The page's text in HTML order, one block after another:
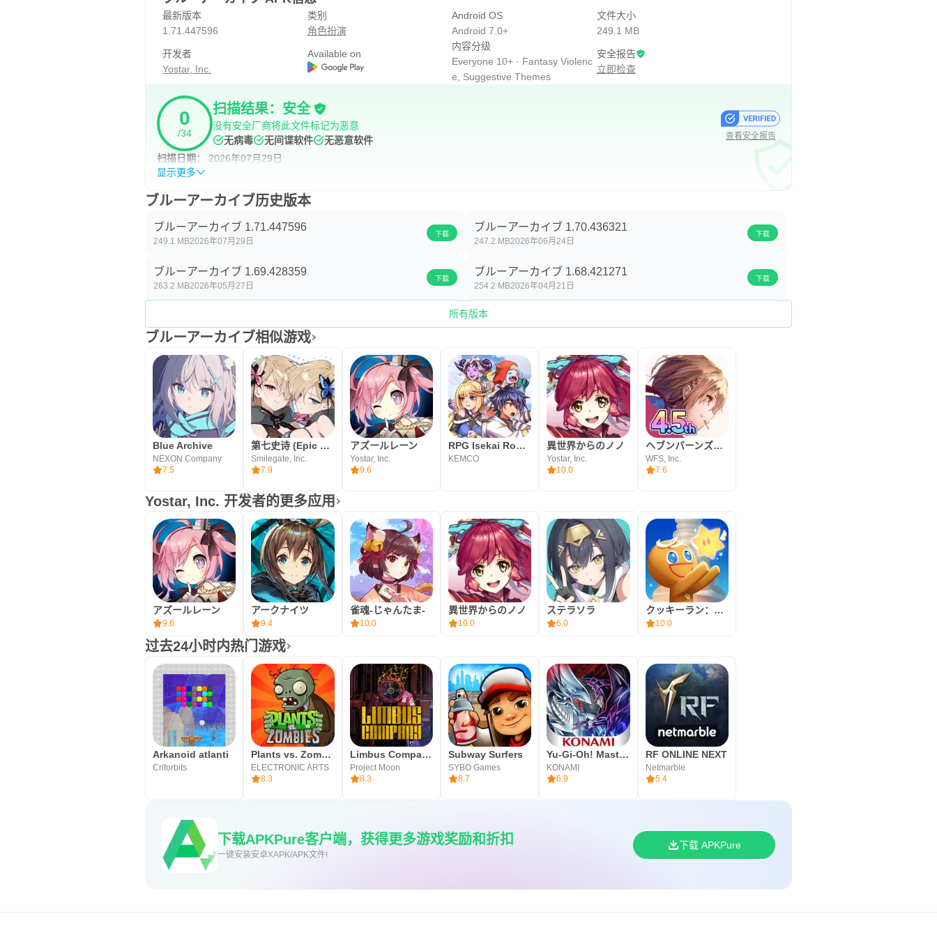
最新版本
1.71.447596
类别
角色扮演
Android OS
Android 7.0+
文件大小
249.1 MB
开发者
Yostar, Inc.
Available on
内容分级
Everyone 10+ · Fantasy Violenc
e, Suggestive Themes
安全报告
立即检查
0
/34
扫描结果：安全
没有安全厂商将此文件标记为恶意
无病毒
无间谍软件
无恶意软件
扫描日期：
2026年07月29日
显示更多
查看安全报告
ブルーアーカイブ历史版本
ブルーアーカイブ 1.71.447596
249.1 MB2026年07月29日
下载
ブルーアーカイブ 1.70.436321
247.2 MB2026年06月24日
下载
ブルーアーカイブ 1.69.428359
263.2 MB2026年05月27日
下载
ブルーアーカイブ 1.68.421271
254.2 MB2026年04月21日
下载
所有版本
ブルーアーカイブ相似游戏
Blue Archive
NEXON Company
7.5
第七史诗 (Epic Seven)
Smilegate, Inc.
7.9
アズールレーン
Yostar, Inc.
9.6
RPG Isekai Rondo
KEMCO
異世界からのノノ
Yostar, Inc.
10.0
ヘブンバーンズレッド
WFS, Inc.
7.6
Yostar, Inc. 开发者的更多应用
アズールレーン
9.6
アークナイツ
9.4
雀魂‐じゃんたま‐
10.0
異世界からのノノ
10.0
ステラソラ
6.0
クッキーラン：冒険の塔
10.0
过去24小时内热门游戏
Arkanoid atlanti
Criforbits
Plants vs. Zombies™
ELECTRONIC ARTS
8.3
Limbus Company
Project Moon
8.3
Subway Surfers
SYBO Games
8.7
Yu-Gi-Oh! Master Duel
KONAMI
6.9
RF ONLINE NEXT
Netmarble
5.4
下载APKPure客户端，获得更多游戏奖励和折扣
一键安装安卓XAPK/APK文件!
下载 APKPure